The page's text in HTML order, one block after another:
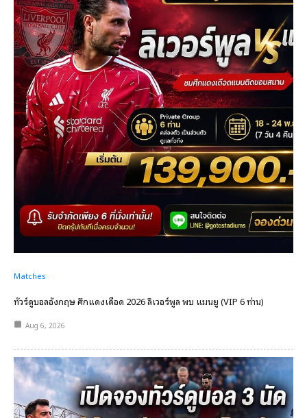
Matches
ทัวร์ดูบอลอังกฤษ ศึกแดงเดือด 2026 ลิเวอร์พูล พบ แมนยู (VIP 6 ท่าน)
Aug 6, 2026